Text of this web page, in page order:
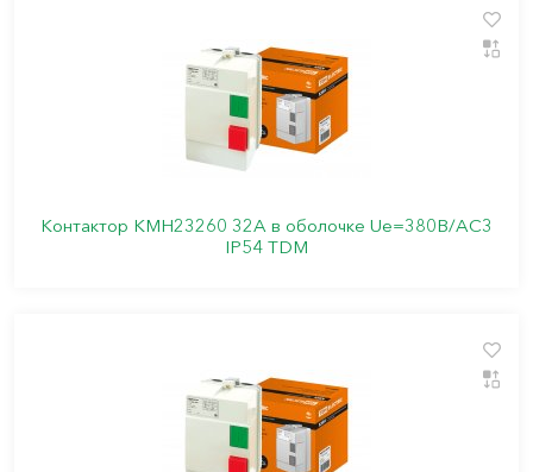
Контактор КМН23260 32А в оболочке Ue=380В/АС3
IP54 TDM